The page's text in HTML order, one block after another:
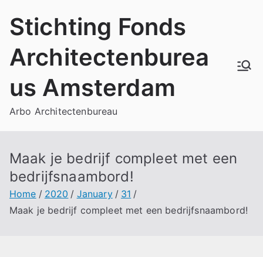
Stichting Fonds
Architectenburea
us Amsterdam
Arbo Architectenbureau
Maak je bedrijf compleet met een
bedrijfsnaambord!
Home 2020 January
31
Maak je bedrijf compleet met een bedrijfsnaambord!